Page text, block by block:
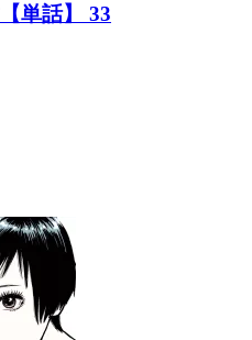
単話】 33